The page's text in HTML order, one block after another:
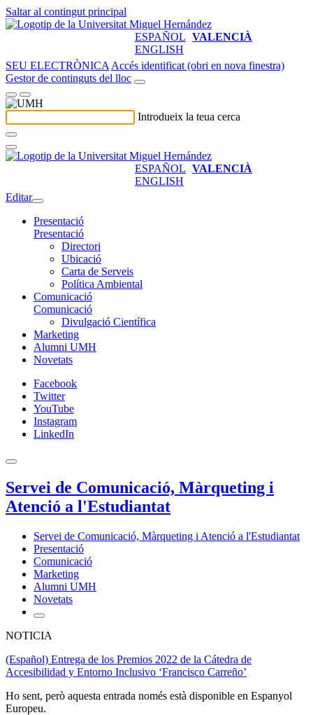
Saltar al contingut principal
ESPAÑOL VALENCIÀ
ENGLISH
SEU ELECTRÒNICA Accés identificat (obri en nova finestra)
Gestor de continguts del lloc
Introdueix la teua cerca
ESPAÑOL VALENCIÀ
ENGLISH
Editar
Presentació
Presentació
Directori
Ubicació
Carta de Serveis
Política Ambiental
Comunicació
Comunicació
Divulgació Científica
Marketing
Alumni UMH
Novetats
Facebook
Twitter
YouTube
Instagram
LinkedIn
Servei de Comunicació, Màrqueting i
Atenció a l'Estudiantat
Servei de Comunicació, Màrqueting i Atenció a l'Estudiantat
Presentació
Comunicació
Marketing
Alumni UMH
Novetats
NOTICIA
(Español) Entrega de los Premios 2022 de la Cátedra de
Accesibilidad y Entorno Inclusivo ‘Francisco Carreño’
Ho sent, però aquesta entrada només està disponible en Espanyol
Europeu.